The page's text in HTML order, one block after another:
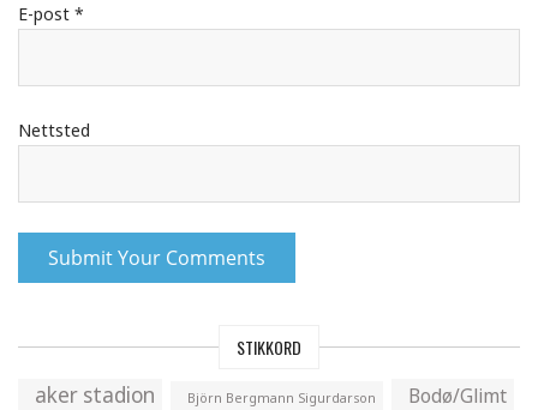
E-post *
Nettsted
STIKKORD
aker stadion Björn Bergmann Sigurdarson
Bodø/Glimt